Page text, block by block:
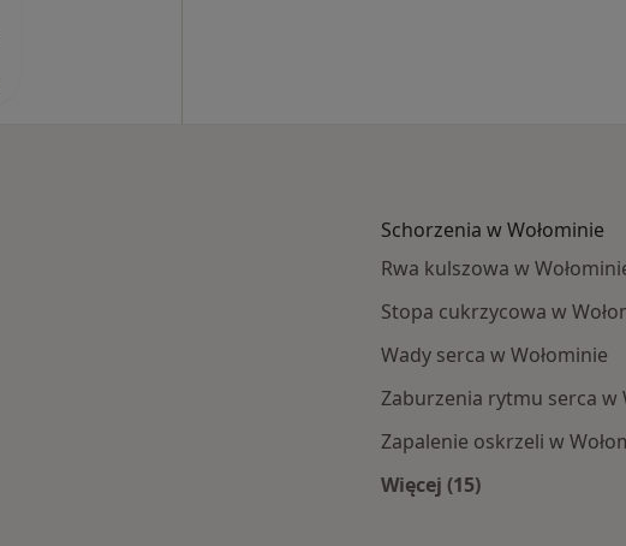
Schorzenia w Wołominie
Rwa kulszowa w
Stopa cukrzycowa w
Wady serca w Wołominie
Zaburzenia rytmu serca w
Zapalenie oskrzeli w
Więcej (15)